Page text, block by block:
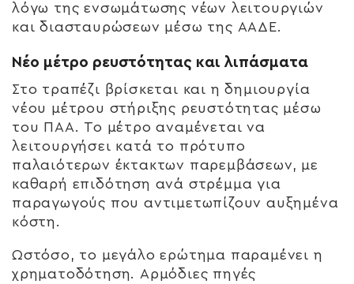
λόγω της ενσωμάτωσης νέων λειτουργιών
και διασταυρώσεων μέσω της ΑΑΔΕ.
Νέο μέτρο ρευστότητας και λιπάσματα
Στο τραπέζι βρίσκεται και η δημιουργία
νέου μέτρου στήριξης ρευστότητας μέσω
του ΠΑΑ. Το μέτρο αναμένεται να
λειτουργήσει κατά το πρότυπο
παλαιότερων έκτακτων παρεμβάσεων, με
καθαρή επιδότηση ανά στρέμμα για
παραγωγούς που αντιμετωπίζουν αυξημένα
κόστη.
Ωστόσο, το μεγάλο ερώτημα παραμένει η
χρηματοδότηση. Αρμόδιες πηγές